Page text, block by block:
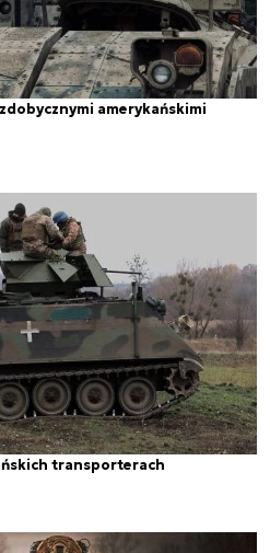
amerykańskimi
transporterach